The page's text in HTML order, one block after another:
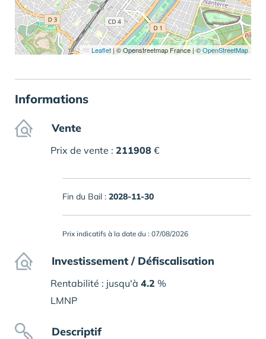
Leaflet|© Openstreetmap France | ©OpenStreetMap
Informations
Vente
Prix de vente : 211908 €
Fin du Bail : 2028-11-30
Prix indicatifs à la date du : 07/08/2026
Investissement / Défiscalisation
Rentabilité : jusqu'à 4.2 %
LMNP
Descriptif